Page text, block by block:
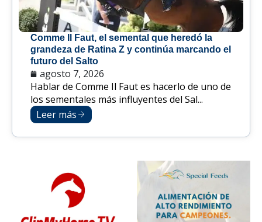
Comme Il Faut, el semental que heredó la
grandeza de Ratina Z y continúa marcando el
futuro del Salto
agosto 7, 2026
Hablar de Comme Il Faut es hacerlo de uno de
los sementales más influyentes del Sal...
Leer más